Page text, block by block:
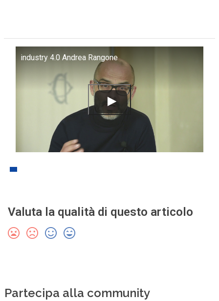
industry 4.0 Andrea Rangone
Valuta la qualità di questo articolo
Partecipa alla community